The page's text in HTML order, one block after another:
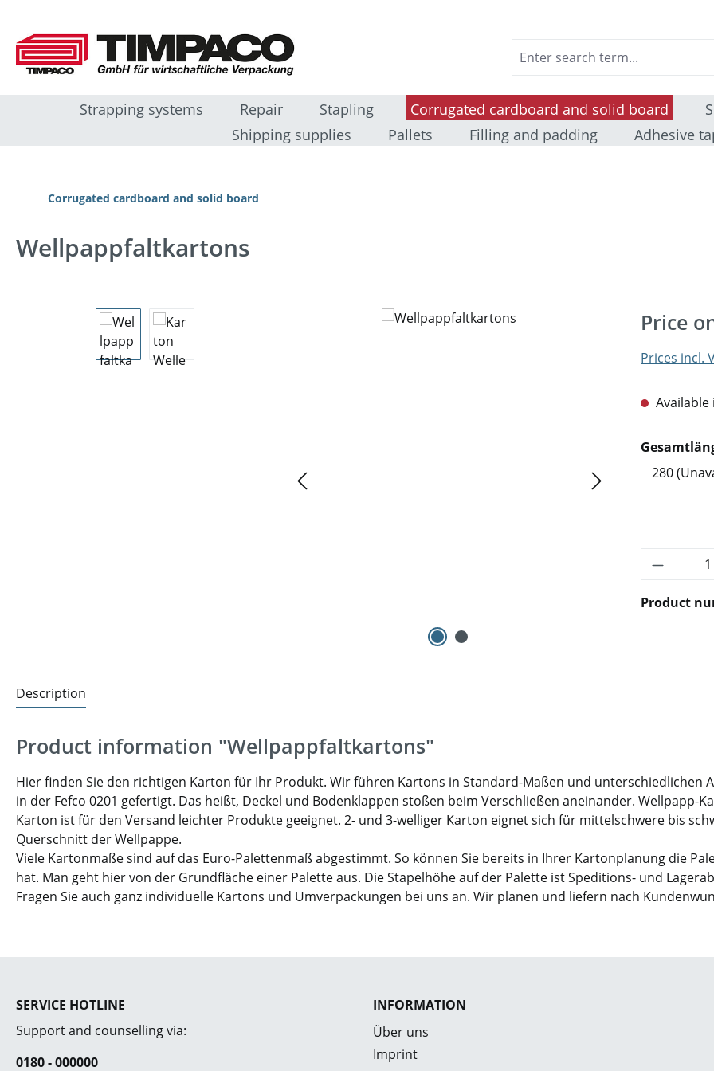
Strapping systems Repair Stapling Corrugated cardboard and solid board
Shipping supplies
Pallets Filling and padding Adhesive
Corrugated cardboard and solid board
Wellpappfaltkartons
Skip image gallery Price
Prices incl.
Available
Select
Product
Description
Product information "Wellpappfaltkartons"
Hier finden Sie den richtigen Karton für Ihr Produkt. Wir führen Kartons in Standard-Maßen und unterschiedlichen
in der Fefco 0201 gefertigt. Das heißt, Deckel und Bodenklappen stoßen beim Verschließen aneinander.
Karton ist für den Versand leichter Produkte geeignet. 2- und 3-welliger Karton eignet sich für mittelschwere bis
Querschnitt der Wellpappe.
Viele Kartonmaße sind auf das Euro-Palettenmaß abgestimmt. So können Sie bereits in Ihrer Kartonplanung die
hat. Man geht hier von der Grundfläche einer Palette aus. Die Stapelhöhe auf der Palette ist Speditions- und
Fragen Sie auch ganz individuelle Kartons und Umverpackungen bei uns an. Wir planen und liefern nach
SERVICE HOTLINE
Support and counselling via:
0180 - 000000
INFORMATION
Über uns
Imprint